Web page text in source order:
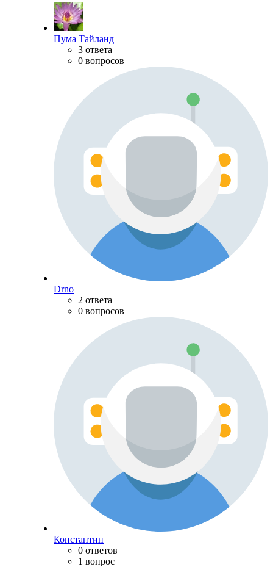
Пума Тайланд
3 ответа
0 вопросов
Drno
2 ответа
0 вопросов
Константин
0 ответов
1 вопрос